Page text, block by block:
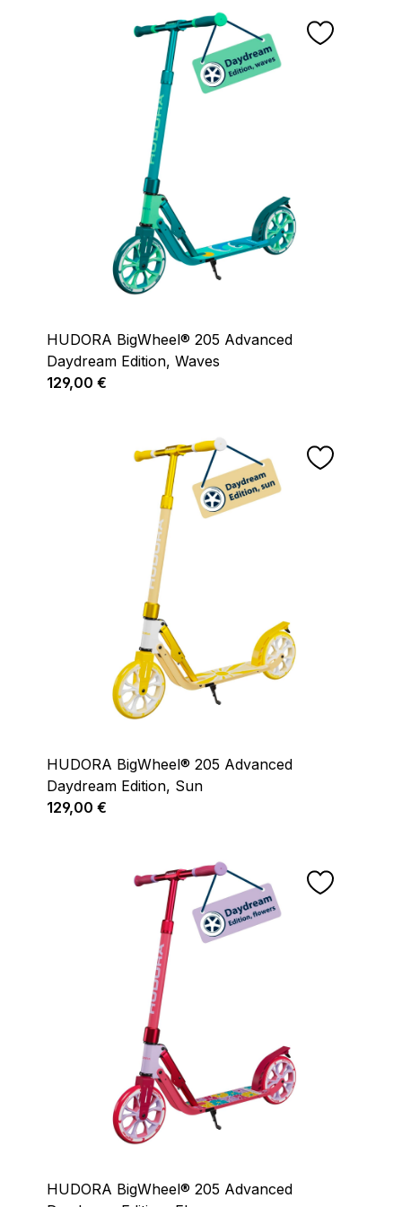
HUDORA BigWheel® 205 Advanced
Daydream Edition, Waves
Regulärer Preis:
129,00 €
HUDORA BigWheel® 205 Advanced
Daydream Edition, Sun
Regulärer Preis:
129,00 €
HUDORA BigWheel® 205 Advanced